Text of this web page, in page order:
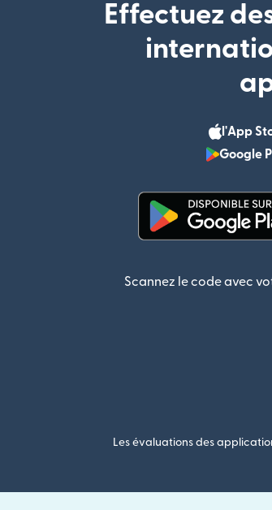
Effectuez
l'App
Google
Scannez le code avec
Les évaluations des